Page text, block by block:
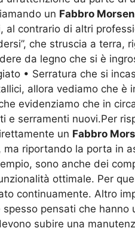
un Fabbro
contrario di altri
che struscia a terra,
da legno che si è
• Serratura che si
allora vediamo che è
evidenziamo che in
serramenti nuovi.Per
un Fabbro
riportando la porta in
sono anche dei
ottimale. Per
continuamente. Altro
pensati che
subire una